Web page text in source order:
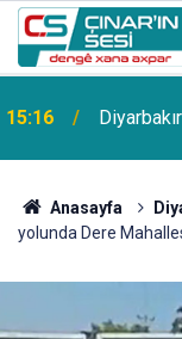
15:16
Anasayfa
yolunda Dere